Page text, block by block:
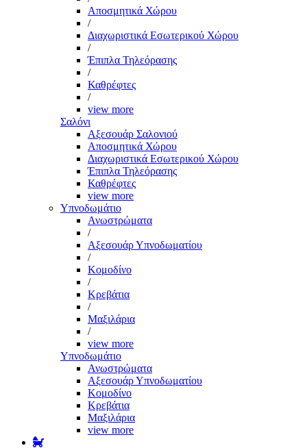
Αποσμητικά Χώρου
/
Διαχωριστικά Εσωτερικού Χώρου
/
Έπιπλα Τηλεόρασης
/
Καθρέφτες
/
view more
Σαλόνι
Αξεσουάρ Σαλονιού
Αποσμητικά Χώρου
Διαχωριστικά Εσωτερικού Χώρου
Έπιπλα Τηλεόρασης
Καθρέφτες
view more
Υπνοδωμάτιο
Ανωστρώματα
/
Αξεσουάρ Υπνοδωματίου
/
Κομοδίνο
/
Κρεβάτια
/
Μαξιλάρια
/
view more
Υπνοδωμάτιο
Ανωστρώματα
Αξεσουάρ Υπνοδωματίου
Κομοδίνο
Κρεβάτια
Μαξιλάρια
view more